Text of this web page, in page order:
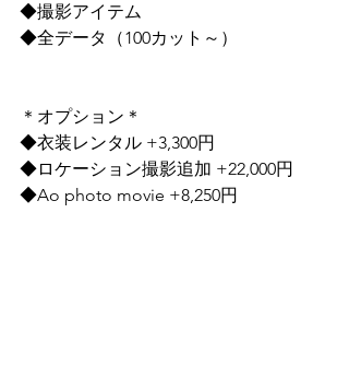
◆撮影アイテム
◆全データ（100カット～）
＊オプション＊
◆衣装レンタル +3,300円
◆ロケーション撮影追加 +22,000円
◆Ao photo movie +8,250円